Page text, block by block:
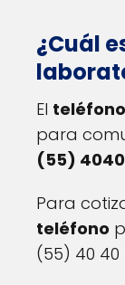
¿Cuál
El
para
(55)
Para
teléfono
(55) 40